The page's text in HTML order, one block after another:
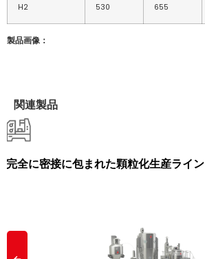
H2 530 655
製品画像：
関連製品
完全に密接に包まれた顆粒化生産ライン